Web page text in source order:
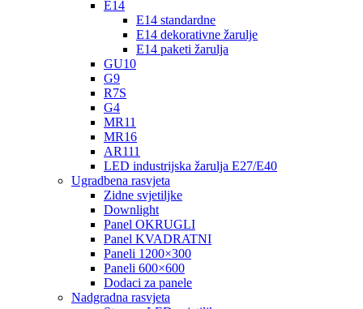
E14
E14 standardne
E14 dekorativne žarulje
E14 paketi žarulja
GU10
G9
R7S
G4
MR11
MR16
AR111
LED industrijska žarulja E27/E40
Ugradbena rasvjeta
Zidne svjetiljke
Downlight
Panel OKRUGLI
Panel KVADRATNI
Paneli 1200×300
Paneli 600×600
Dodaci za panele
Nadgradna rasvjeta